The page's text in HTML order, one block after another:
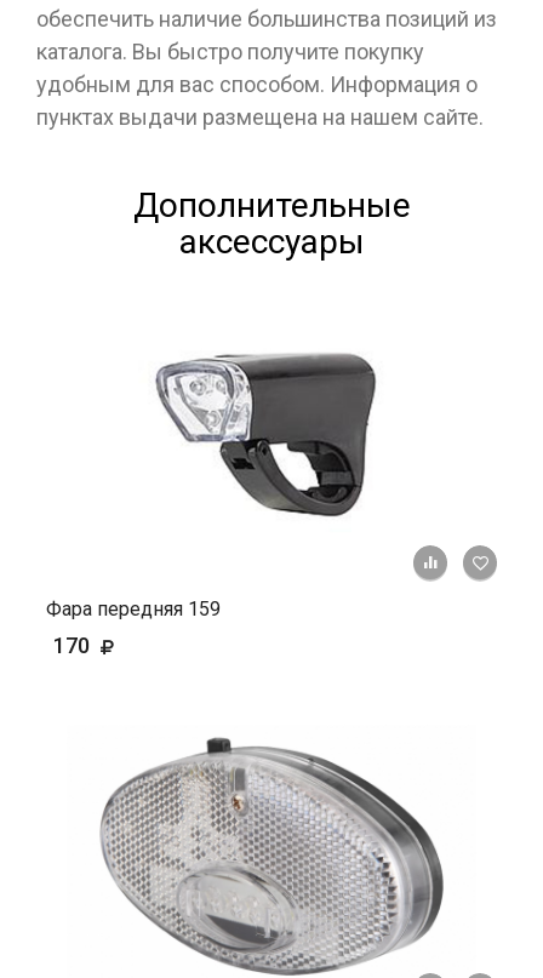
обеспечить наличие большинства позиций из
каталога. Вы быстро получите покупку
удобным для вас способом. Информация о
пунктах выдачи размещена на нашем сайте.
Дополнительные
аксессуары
+ К
Фара передняя 159
170